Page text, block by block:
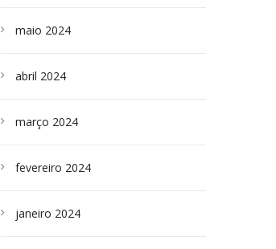
maio 2024
abril 2024
março 2024
fevereiro 2024
janeiro 2024